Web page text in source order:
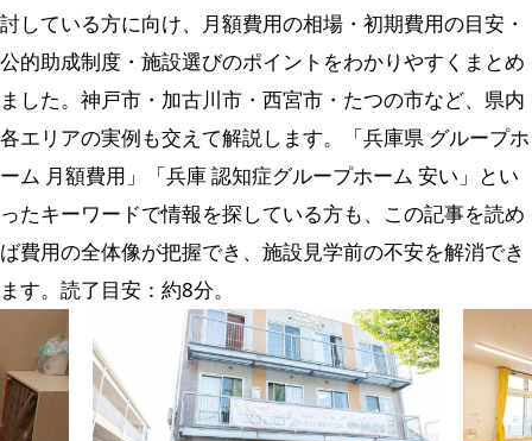
討している方に向け、月額費用の相場・初期費用の目安・
公的助成制度・施設選びのポイントをわかりやすくまとめ
ました。神戸市・加古川市・西宮市・たつの市など、県内
各エリアの実例も交えて解説します。「兵庫県 グループホ
ーム 月額費用」「兵庫 認知症グループホーム 安い」とい
ったキーワードで情報を探している方も、この記事を読め
ば費用の全体像が把握でき、施設見学前の不安を解消でき
ます。読了目安：約8分。